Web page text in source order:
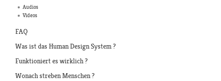
Audios
Videos
FAQ
Was ist das Human Design System ?
Funktioniert es wirklich ?
Wonach streben Menschen ?